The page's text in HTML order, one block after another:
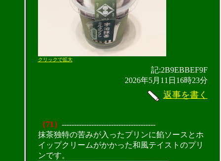
クリックで拡大
記:2B9EBBEF9F
2026年5月11日16時23分
返事を書く
（71） --------------------------------------
抹茶独特の苦みが入ったプリンに餡ソースとホ
イップクリームがかかった和風テイストのプリ
ンです。